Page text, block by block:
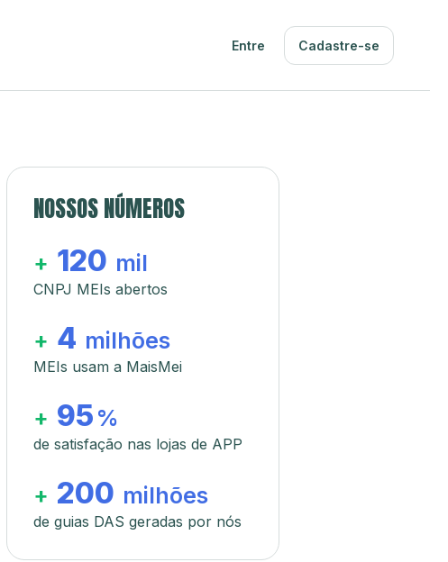
Entre Cadastre-se
NOSSOS NÚMEROS
+ 120 mil
CNPJ MEIs abertos
+ 4 milhões
MEIs usam a MaisMei
+ 95 %
de satisfação nas lojas de APP
+ 200 milhões
de guias DAS geradas por nós